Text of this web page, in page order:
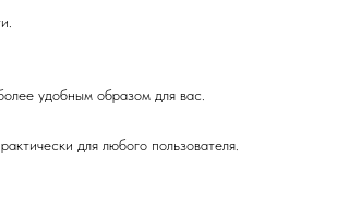
удобным образом для вас.
для любого пользователя.